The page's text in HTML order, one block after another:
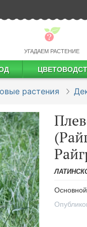
УГАДАЕМ РАСТЕНИЕ
растения